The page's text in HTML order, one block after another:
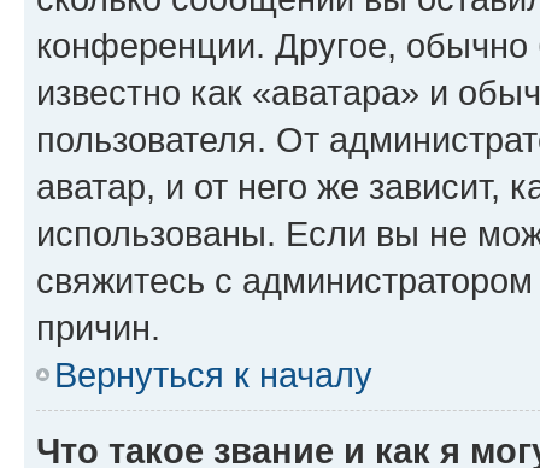
конференции. Другое,
известно как «аватара» и
пользователя. От
аватар, и от него же зависит,
использованы. Если вы не
свяжитесь с
причин.
Вернуться к началу
Что такое звание и как я